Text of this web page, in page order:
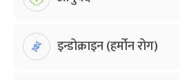
इन्डोक्राइन (हर्मोन रोग)